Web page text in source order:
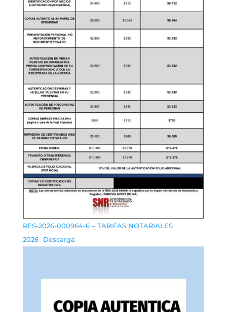
RES-2026-000964-6 – TARIFAS NOTARIALES
2026
Descarga